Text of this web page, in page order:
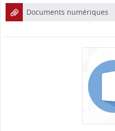
Documents numériques